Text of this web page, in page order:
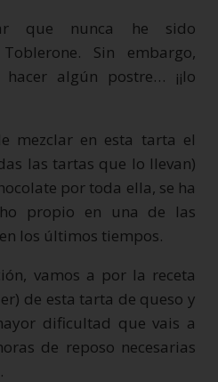
que nunca he sido
Sin embargo,
algún postre… ¡¡lo
mezclar en esta tarta el
las tartas que lo llevan)
por toda ella, se ha
propio en una de las
los últimos tiempos.
vamos a por la receta
de esta tarta de queso y
dificultad que vais a
de reposo necesarias